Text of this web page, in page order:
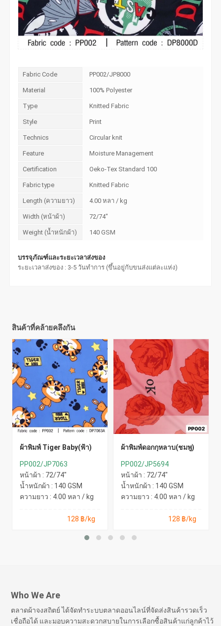
Fabric Code PP002/JP8000
Material 100% Polyester
Type Knitted Fabric
Style Print
Technics Circular knit
Feature Moisture Management
Certification Oeko-Tex Standard 100
Fabric type Knitted Fabric
Length (ความยาว) 4.00 หลา / kg
Width (หน้าผ้า) 72/74"
Weight (น้ำหนักผ้า) 140 GSM
บรรจุภัณฑ์และระยะเวลาส่งของ
ระยะเวลาส่งของ : 3-5 วันทำการ (ขึ้นอยู่กับขนส่งแต่ละแห่ง)
สินค้าที่คล้ายคลึงกัน
ผ้าพิมพ์ Tiger Baby(ฟ้า)
PP002/JP7063
หน้าผ้า : 72/74"
น้ำหนักผ้า : 140 GSM
ความยาว : 4.00 หลา / kg
128 ฿/kg
ผ้าพิมพ์ดอกกุหลาบ(ชมพู)
PP002/JP5694
หน้าผ้า : 72/74"
น้ำหนักผ้า : 140 GSM
ความยาว : 4.00 หลา / kg
128 ฿/kg
Who We Are
ตลาดผ้าจงสถิตย์ ได้จัดทำระบบตลาดออนไลน์ที่จัดส่งสินค้ารวดเร็ว
เชื่อถือได้ และมอบความสะดวกสบายในการเลือกซื้อสินค้าแก่ลูกค้าไว้